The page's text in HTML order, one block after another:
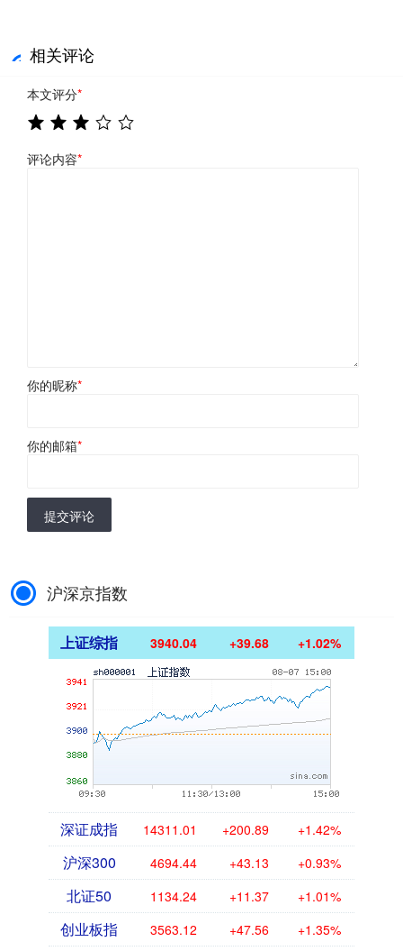
相关评论
本文评分*
评论内容*
你的昵称*
你的邮箱*
提交评论
沪深京指数
上证综指 3940.04 +39.68 +1.02%
深证成指 14311.01 +200.89 +1.42%
沪深300 4694.44 +43.13 +0.93%
北证50 1134.24 +11.37 +1.01%
创业板指 3563.12 +47.56 +1.35%